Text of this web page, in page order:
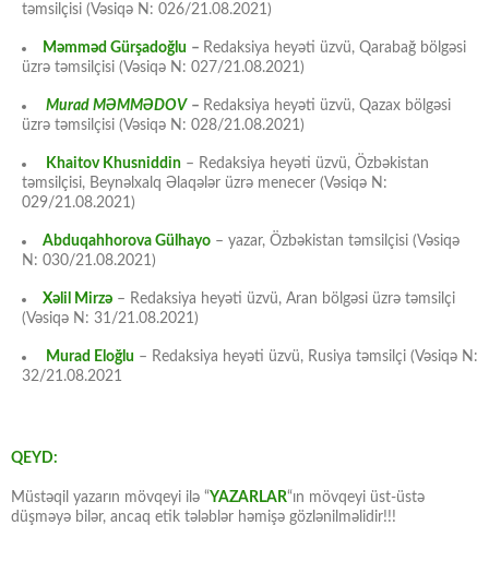
təmsilçisi (Vəsiqə N: 026/21.08.2021)
Məmməd Gürşadoğlu – Redaksiya heyəti üzvü, Qarabağ bölgəsi
üzrə təmsilçisi (Vəsiqə N: 027/21.08.2021)
Murad MƏMMƏDOV – Redaksiya heyəti üzvü, Qazax bölgəsi
üzrə təmsilçisi (Vəsiqə N: 028/21.08.2021)
Khaitov Khusniddin – Redaksiya heyəti üzvü, Özbəkistan
təmsilçisi, Beynəlxalq Əlaqələr üzrə menecer (Vəsiqə N:
029/21.08.2021)
Abduqahhorova Gülhayo – yazar, Özbəkistan təmsilçisi (Vəsiqə
N: 030/21.08.2021)
Xəlil Mirzə – Redaksiya heyəti üzvü, Aran bölgəsi üzrə təmsilçi
(Vəsiqə N: 31/21.08.2021)
Murad Eloğlu – Redaksiya heyəti üzvü, Rusiya təmsilçi (Vəsiqə N:
32/21.08.2021
QEYD:
Müstəqil yazarın mövqeyi ilə “YAZARLAR“ın mövqeyi üst-üstə
düşməyə bilər, ancaq etik tələblər həmişə gözlənilməlidir!!!